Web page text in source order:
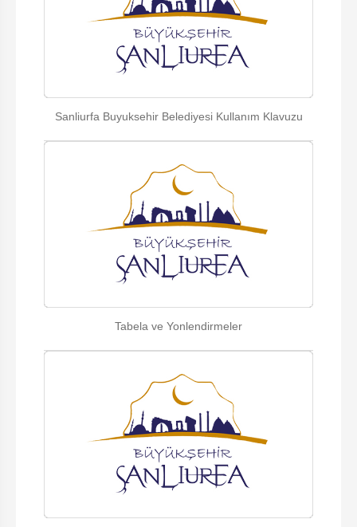
Sanliurfa Buyuksehir Belediyesi Kullanım Klavuzu
Tabela ve Yonlendirmeler